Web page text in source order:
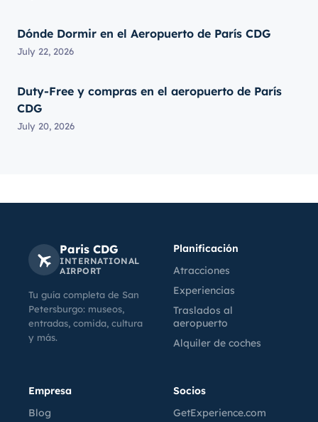
Dónde Dormir en el Aeropuerto de París CDG
July 22, 2026
Duty-Free y compras en el aeropuerto de París
CDG
July 20, 2026
Paris CDG
INTERNATIONAL
AIRPORT
Tu guía completa de San
Petersburgo: museos,
entradas, comida, cultura
y más.
Planificación
Atracciones
Experiencias
Traslados al
aeropuerto
Alquiler de coches
Empresa
Blog
Socios
GetExperience.com